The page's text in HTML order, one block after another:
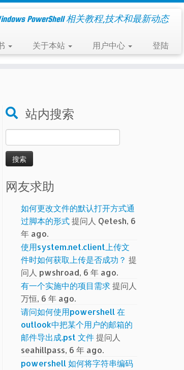
PowerShell 相关教程,技术和最新动态
关于本站 用户中心 登陆
站内搜索
索：
网友求助
如何更改文件的默认打开方式通
过脚本的形式提问人 Qetesh, 6
年 ago.
使用system.net.client上传文
件时如何获取上传是否成功？ 提
问人 pwshroad, 6 年 ago.
有一个实施中的项目需求提问人
万恒, 6 年 ago.
请问如何使用powershell 在
outlook中把某个用户的邮箱的
邮件导出成.pst 文件提问人
seahillpass, 6 年 ago.
powershell 如何将字符串编码